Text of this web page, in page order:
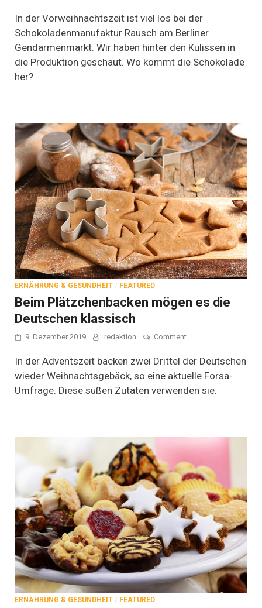
Nicht
zur
Weihnachtszeit
In der Vorweihnachtszeit ist viel los bei der
Schokoladenmanufaktur Rausch am Berliner
Gendarmenmarkt. Wir haben hinter den Kulissen in
die Produktion geschaut. Wo kommt die Schokolade
her?
ERNÄHRUNG & GESUNDHEIT / FEATURED
Beim Plätzchenbacken mögen es die
Deutschen klassisch
9. Dezember 2019 redaktion Commenton
Plätzchenbacken
es
die
In der Adventszeit backen zwei Drittel der Deutschen
wieder Weihnachtsgebäck, so eine aktuelle Forsa-
Umfrage. Diese süßen Zutaten verwenden sie.
ERNÄHRUNG & GESUNDHEIT / FEATURED